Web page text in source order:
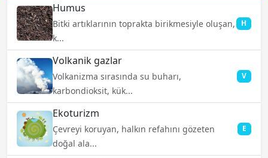
Humus
Bitki artıklarının toprakta birikmesiyle oluşan,
k...
H
Volkanik gazlar
Volkanizma sırasında su buharı,
karbondioksit, kük...
V
Ekoturizm
Çevreyi koruyan, halkın refahını gözeten
doğal ala...
E